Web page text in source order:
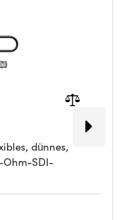
dünnes,
Ohm-SDI-